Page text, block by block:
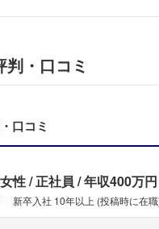
・口コミ
口コミ
性 正社員 年収400万円
新卒入社 10年以上 (投稿時に在